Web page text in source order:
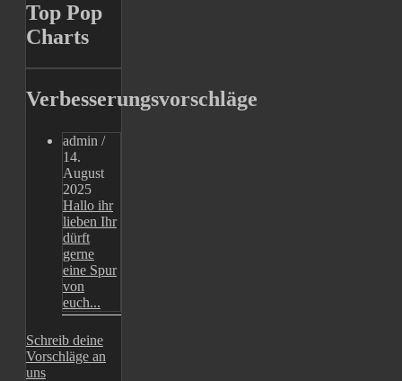
Top Pop
Charts
Verbesserungsvorschläge
admin /
14.
August
2025
Hallo ihr
lieben Ihr
dürft
gerne
eine Spur
von
euch...
Schreib deine
Vorschläge an
uns